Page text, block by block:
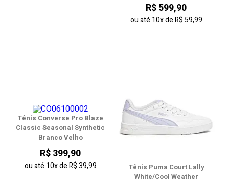
R$ 599,90
ou até 10xdeR$ 59,99
Tênis Converse Pro Blaze
Classic Seasonal Synthetic
Branco Velho
R$ 399,90
ou até 10xdeR$ 39,99
Tênis Puma Court Lally
White/Cool Weather